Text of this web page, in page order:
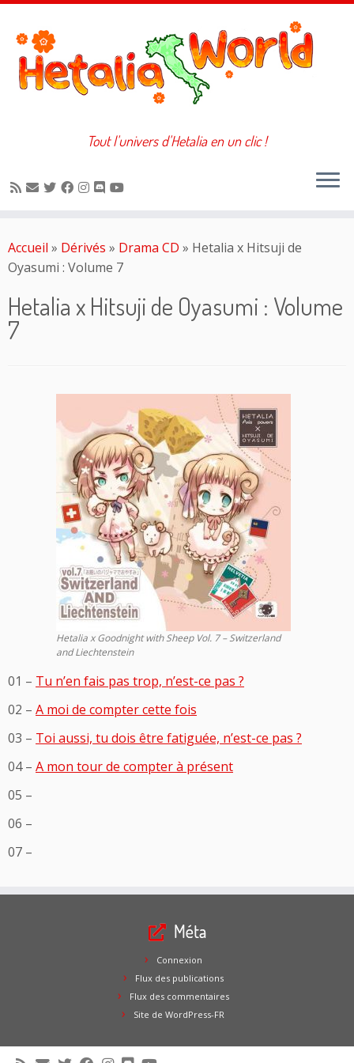
au
contenu
Tout l'univers d'Hetalia en un clic !
Accueil » Dérivés » Drama CD » Hetalia x Hitsuji de
Oyasumi : Volume 7
Hetalia x Hitsuji de Oyasumi : Volume
7
Hetalia x Goodnight with Sheep Vol. 7 – Switzerland
and Liechtenstein
01 – Tu n’en fais pas trop, n’est-ce pas ?
02 – A moi de compter cette fois
03 – Toi aussi, tu dois être fatiguée, n’est-ce pas ?
04 – A mon tour de compter à présent
05 –
06 –
07 –
Méta
Connexion
Flux des publications
Flux des commentaires
Site de WordPress-FR